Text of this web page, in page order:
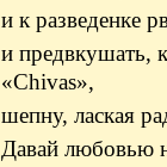
и к разведенке
и предвкушать,
«Chivas»,
шепну, лаская
Давай любовью